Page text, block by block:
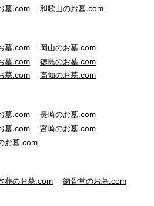
墓.com 和歌山のお墓.com
墓.com
岡山のお墓.com
墓.com
徳島のお墓.com
墓.com 高知のお墓.com
墓.com
長崎のお墓.com
墓.com
宮崎のお墓.com
お墓.com
葬のお墓.com 納骨堂のお墓.com